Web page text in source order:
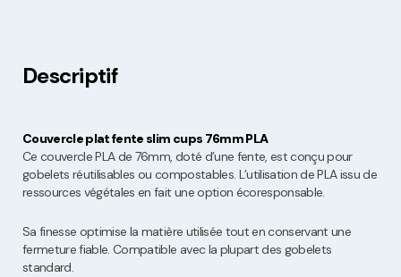
Descriptif
Couvercle plat fente slim cups 76mm PLA
Ce couvercle PLA de 76mm, doté d’une fente, est conçu pour
gobelets réutilisables ou compostables. L’utilisation de PLA issu de
ressources végétales en fait une option écoresponsable.
Sa finesse optimise la matière utilisée tout en conservant une
fermeture fiable. Compatible avec la plupart des gobelets
standard.